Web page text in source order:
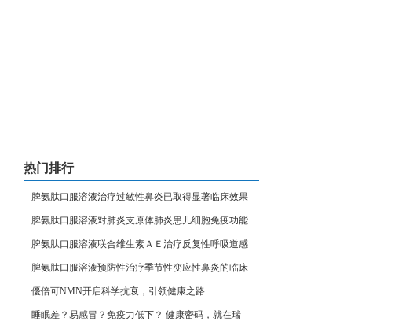
热门排行
脾氨肽口服溶液治疗过敏性鼻炎已取得显著临床效果
脾氨肽口服溶液对肺炎支原体肺炎患儿细胞免疫功能
脾氨肽口服溶液联合维生素ＡＥ治疗反复性呼吸道感
脾氨肽口服溶液预防性治疗季节性变应性鼻炎的临床
優倍可NMN开启科学抗衰，引领健康之路
睡眠差？易感冒？免疫力低下？ 健康密码，就在瑞